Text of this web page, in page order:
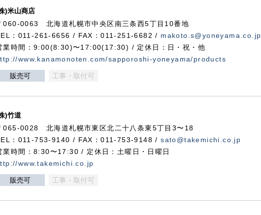
)米山商店
060-0063 北海道札幌市中央区南三条西5丁目10番地
：011-261-6656 / FAX：011-251-6682 / makoto.s@yoneyama.co.jp
業時間：9:00(8:30)〜17:00(17:30) / 定休日：日・祝・他
www.kanamonoten.com/sapporoshi-yoneyama/products
販売可 工事・取付可
)竹道
065-0028 北海道札幌市東区北二十八条東5丁目3〜18
：011-753-9140 / FAX：011-753-9148 /sato@takemichi.co.jp
業時間：8:30〜17:30 / 定休日：土曜日・日曜日
www.takemichi.co.jp
販売可 工事・取付可